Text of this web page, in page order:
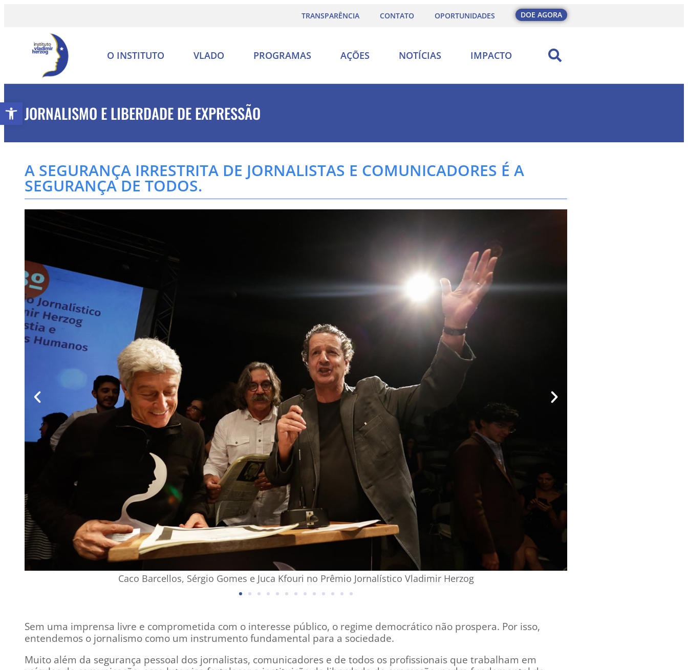
Abrir a barra de ferramentas
TRANSPARÊNCIA CONTATO OPORTUNIDADES DOE AGORA
O INSTITUTO VLADO PROGRAMAS AÇÕES NOTÍCIAS IMPACTO
JORNALISMO E LIBERDADE DE EXPRESSÃO
A SEGURANÇA IRRESTRITA DE JORNALISTAS E COMUNICADORES É A
SEGURANÇA DE TODOS.
Caco Barcellos, Sérgio Gomes e Juca Kfouri no Prêmio Jornalístico Vladimir Herzog
Sem uma imprensa livre e comprometida com o interesse público, o regime democrático não prospera. Por isso,
entendemos o jornalismo como um instrumento fundamental para a sociedade.
Muito além da segurança pessoal dos jornalistas, comunicadores e de todos os profissionais que trabalham em